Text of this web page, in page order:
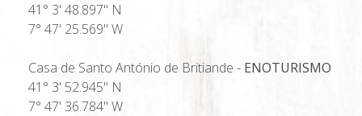
41° 3' 48.897'' N
7° 47' 25.569'' W
Casa de Santo António de Britiande - ENOTURISMO
41° 3' 52.945'' N
7° 47' 36.784'' W